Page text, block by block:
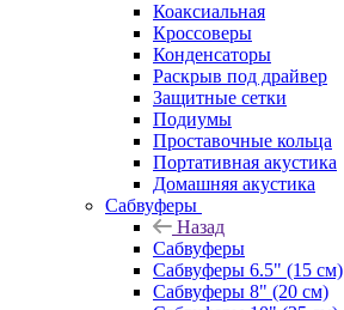
Коаксиальная
Кроссоверы
Конденсаторы
Раскрыв под драйвер
Защитные сетки
Подиумы
Проставочные кольца
Портативная акустика
Домашняя акустика
Сабвуферы
Назад
Сабвуферы
Сабвуферы 6.5" (15 см)
Сабвуферы 8" (20 см)